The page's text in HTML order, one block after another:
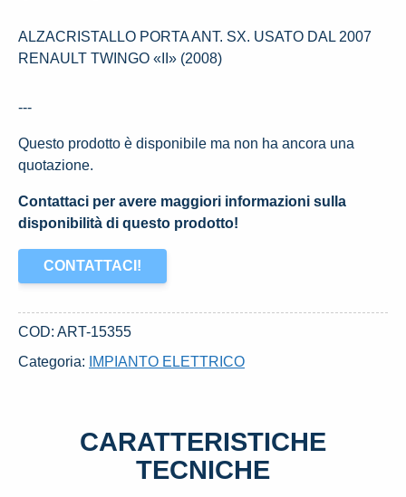
ALZACRISTALLO PORTA ANT. SX. USATO DAL 2007
RENAULT TWINGO «II» (2008)
---
Questo prodotto è disponibile ma non ha ancora una
quotazione.
Contattaci per avere maggiori informazioni sulla
disponibilità di questo prodotto!
CONTATTACI!
COD: ART-15355
Categoria:
IMPIANTO ELETTRICO
CARATTERISTICHE
TECNICHE